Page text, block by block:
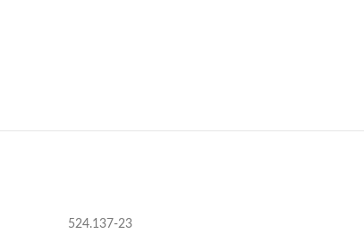
524.137-23